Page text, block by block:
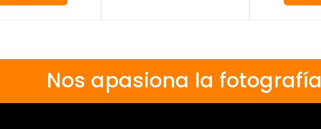
Nos apasiona la fotografía